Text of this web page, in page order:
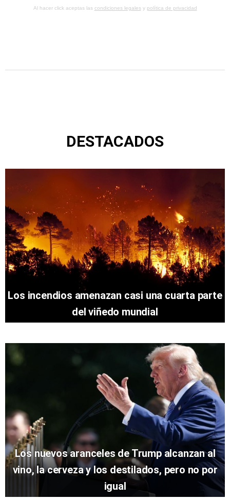
Al hacer click aceptas las condiciones legalesy política de privacidad
DESTACADOS
Los incendios amenazan casi una cuarta parte
del viñedo mundial
Los nuevos aranceles de Trump alcanzan al
vino, la cerveza y los destilados, pero no por
igual